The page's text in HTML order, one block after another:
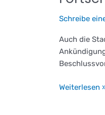
Schreibe
Auch die
Pirna
Möglichkeit
zur
Einwendung
Weiterlesen